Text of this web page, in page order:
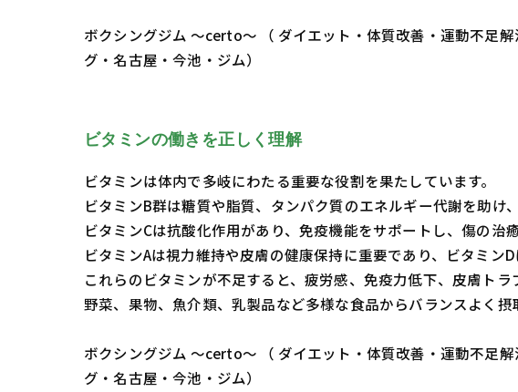
ボクシングジム ～certo～ （ ダイエット・体質改善・運動不足
グ・名古屋・今池・ジム）
ビタミンの働きを正しく理解
ビタミンは体内で多岐にわたる重要な役割を果たしています。
ビタミンB群は糖質や脂質、タンパク質のエネルギー代謝を助け
ビタミンCは抗酸化作用があり、免疫機能をサポートし、傷の治
ビタミンAは視力維持や皮膚の健康保持に重要であり、ビタミン
これらのビタミンが不足すると、疲労感、免疫力低下、皮膚ト
野菜、果物、魚介類、乳製品など多様な食品からバランスよく摂
ボクシングジム ～certo～ （ ダイエット・体質改善・運動不足
グ・名古屋・今池・ジム）